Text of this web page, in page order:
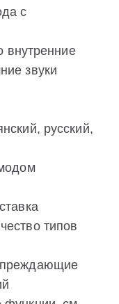
с
внутренние
звуки
русский,
типов